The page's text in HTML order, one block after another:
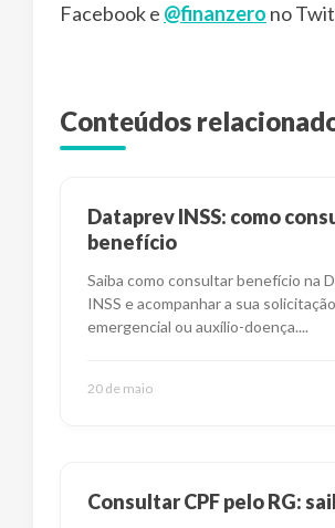
Facebook e @finanzero no
Conteúdos
Dataprev INSS: como
benefício
Saiba como consultar benefício na
INSS e acompanhar a sua
emergencial ou auxílio-doença....
20 de maio
Consultar CPF pelo RG: